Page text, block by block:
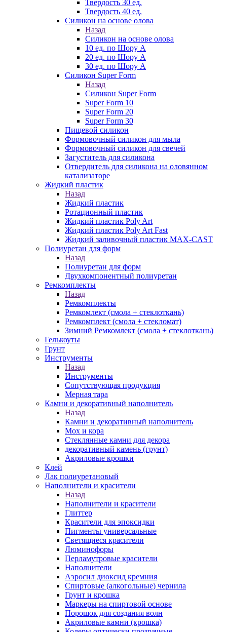
Твердость 30 ед.
Твердость 40 ед.
Силикон на основе олова
Назад
Силикон на основе олова
10 ед. по Шору А
20 ед. по Шору А
30 ед. по Шору А
Силикон Super Form
Назад
Силикон Super Form
Super Form 10
Super Form 20
Super Form 30
Пищевой силикон
Формовочный силикон для мыла
Формовочный силикон для свечей
Загуститель для силикона
Отвердитель для силикона на оловянном
катализаторе
Жидкий пластик
Назад
Жидкий пластик
Ротационный пластик
Жидкий пластик Poly Art
Жидкий пластик Poly Art Fast
Жидкий заливочный пластик MAX-CAST
Полиуретан для форм
Назад
Полиуретан для форм
Двухкомпонентный полиуретан
Ремкомплекты
Назад
Ремкомплекты
Ремкомлект (смола + стеклоткань)
Ремкомплект (смола + стекломат)
Зимний Ремкомлект (смола + стеклоткань)
Гелькоуты
Грунт
Инструменты
Назад
Инструменты
Сопутствующая продукция
Мерная тара
Камни и декоративный наполнитель
Назад
Камни и декоративный наполнитель
Мох и кора
Стеклянные камни для декора
декоративный камень (грунт)
Акриловые крошки
Клей
Лак полиуретановый
Наполнители и красители
Назад
Наполнители и красители
Глиттер
Красители для эпоксидки
Пигменты универсальные
Светящиеся красители
Люминофоры
Перламутровые красители
Наполнители
Аэросил диоксид кремния
Спиртовые (алкогольные) чернила
Грунт и крошка
Маркеры на спиртовой основе
Порошок для создания волн
Акриловые камни (крошка)